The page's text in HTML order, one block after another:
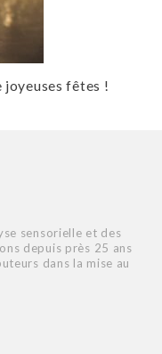
joyeuses fêtes !
sensorielle et des
depuis près 25 ans
dans la mise au